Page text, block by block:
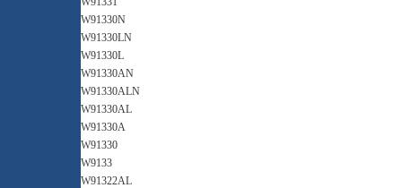
W91330N
W91330LN
W91330L
W91330AN
W91330ALN
W91330AL
W91330A
W91330
W9133
W91322AL